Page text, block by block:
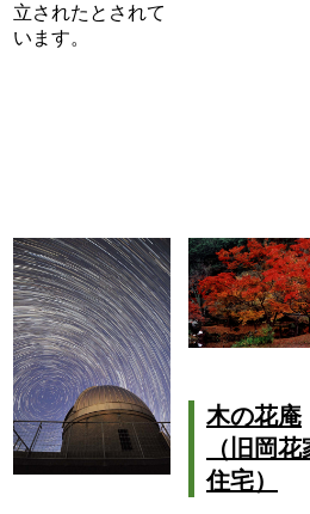
立されたとされて
います。
木の花庵
（旧岡花
住宅）